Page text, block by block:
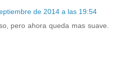
de 2014 a las 19:54
pero ahora queda mas suave.